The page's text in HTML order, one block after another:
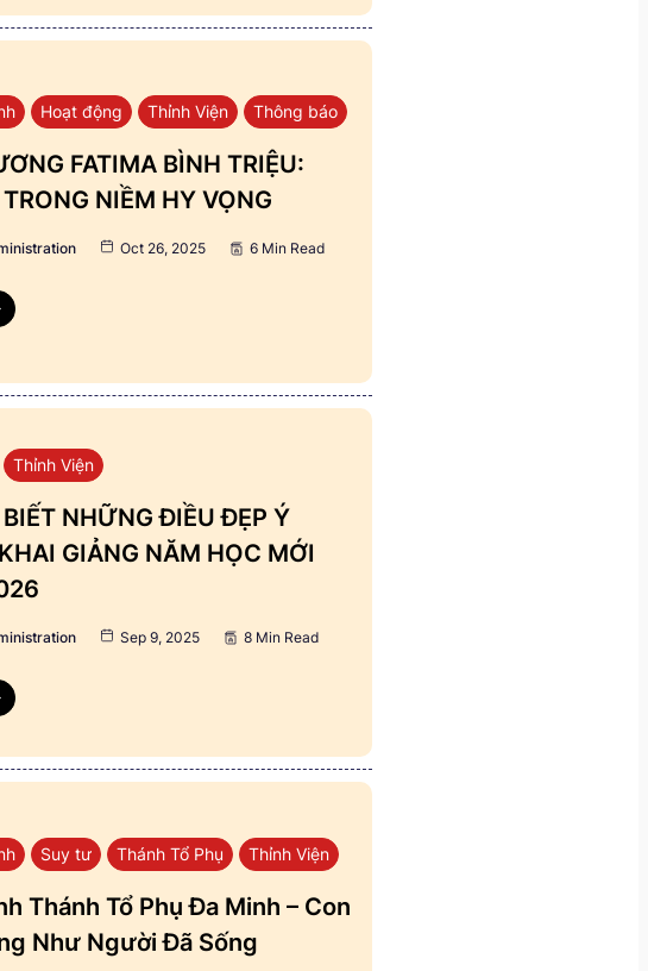
Hoạt động Thỉnh Viện Thông báo
FATIMA BÌNH TRIỆU:
NIỀM HY VỌNG
Oct 26, 2025 6 Min Read
Thỉnh Viện
NHỮNG ĐIỀU ĐẸP Ý
GIẢNG NĂM HỌC MỚI
Sep 9, 2025 8 Min Read
Suy tư Thánh Tổ Phụ Thỉnh Viện
Thánh Tổ Phụ Đa Minh – Con
Như Người Đã Sống